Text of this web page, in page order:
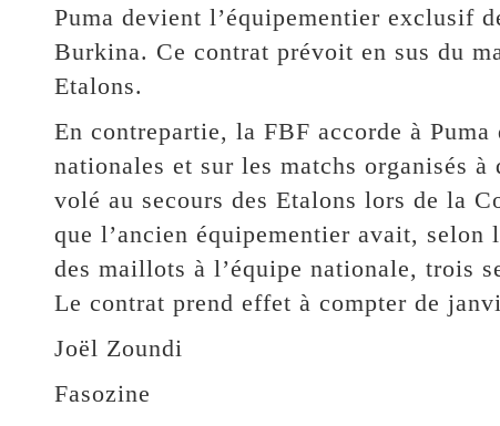
Puma devient l’équipementier exclusif
Burkina. Ce contrat prévoit en sus du
Etalons.
En contrepartie, la FBF accorde à
nationales et sur les matchs organisés
volé au secours des Etalons lors de la
que l’ancien équipementier avait,
des maillots à l’équipe nationale, trois
Le contrat prend effet à compter de
Joël Zoundi
Fasozine